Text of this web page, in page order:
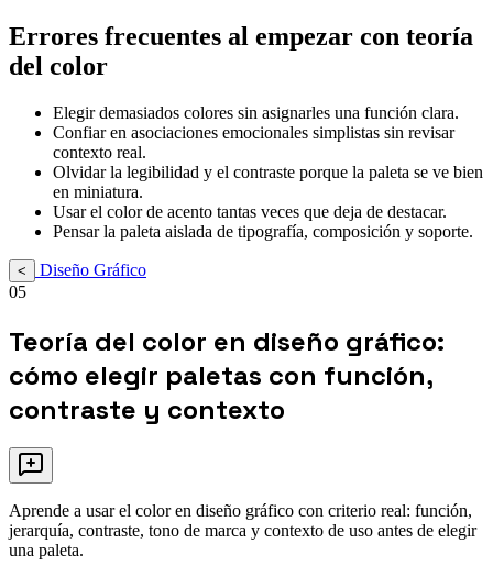
Errores frecuentes al empezar con teoría
del color
Elegir demasiados colores sin asignarles una función clara.
Confiar en asociaciones emocionales simplistas sin revisar
contexto real.
Olvidar la legibilidad y el contraste porque la paleta se ve bien
en miniatura.
Usar el color de acento tantas veces que deja de destacar.
Pensar la paleta aislada de tipografía, composición y soporte.
<
Diseño Gráfico
05
Teoría del color en diseño gráfico:
cómo elegir paletas con función,
contraste y contexto
Aprende a usar el color en diseño gráfico con criterio real: función,
jerarquía, contraste, tono de marca y contexto de uso antes de elegir
una paleta.